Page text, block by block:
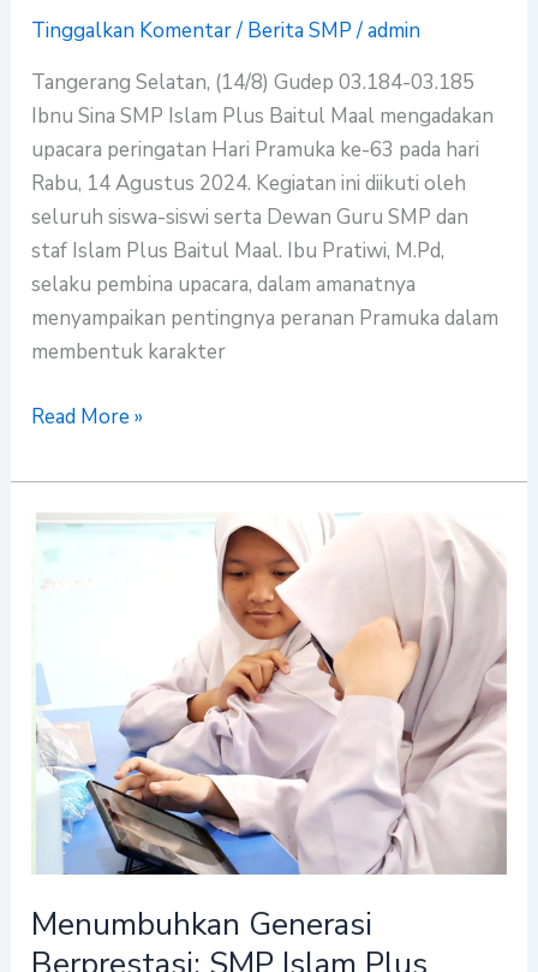
Tinggalkan Komentar/ Berita SMP/admin
Tangerang Selatan, (14/8) Gudep 03.184-03.185
Ibnu Sina SMP Islam Plus Baitul Maal mengadakan
upacara peringatan Hari Pramuka ke-63 pada hari
Rabu, 14 Agustus 2024. Kegiatan ini diikuti oleh
seluruh siswa-siswi serta Dewan Guru SMP dan
staf Islam Plus Baitul Maal. Ibu Pratiwi, M.Pd,
selaku pembina upacara, dalam amanatnya
menyampaikan pentingnya peranan Pramuka dalam
membentuk karakter
Read More »
Menumbuhkan Generasi
Menumbuhkan
Generasi
Berprestasi:
Islam
Plus
Baitul
Maal
Gali
Potensi
Siswa
Kompetisi
Terpadu